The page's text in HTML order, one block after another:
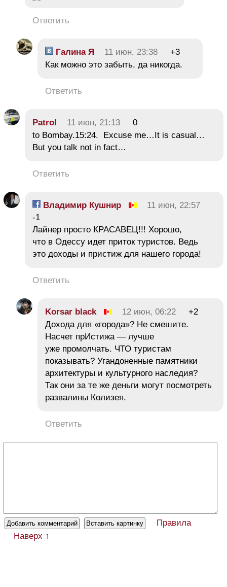
Ответить
Галина Я 11 июн, 23:38
+3
Как можно это забыть, да никогда.
Ответить
Patrol 11 июн, 21:13
0
to Bombay.15:24. Excuse me…It is casual…
But you talk not in fact…
Ответить
Владимир Кушнир
11 июн, 22:57
-1
Лайнер просто КРАСАВЕЦ!!! Хорошо,
что в Одессу идет приток туристов. Ведь
это доходы и пристиж для нашего города!
Ответить
Korsar black 12 июн, 06:22
+2
Дохода для «города»? Не смешите.
Насчет прИстижа — лучше
уже промолчать. ЧТО туристам
показывать? Угандоненные памятники
архитектуры и культурного наследия?
Так они за те же деньги могут посмотреть
развалины Колизея.
Ответить
Правила
Наверх ↑